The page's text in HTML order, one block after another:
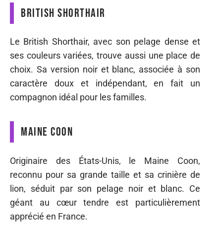
British Shorthair
Le British Shorthair, avec son pelage dense et
ses couleurs variées, trouve aussi une place de
choix. Sa version noir et blanc, associée à son
caractère doux et indépendant, en fait un
compagnon idéal pour les familles.
Maine Coon
Originaire des États-Unis, le Maine Coon,
reconnu pour sa grande taille et sa crinière de
lion, séduit par son pelage noir et blanc. Ce
géant au cœur tendre est particulièrement
apprécié en France.